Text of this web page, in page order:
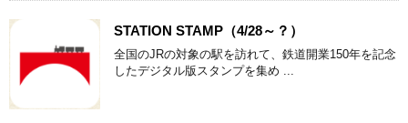
STATION STAMP（4/28～？）
全国のJRの対象の駅を訪れて、鉄道開業150年を記念
したデジタル版スタンプを集め ...